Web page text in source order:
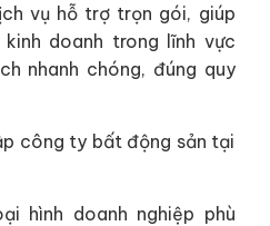
vụ hỗ trợ trọn gói, giúp
doanh trong lĩnh vực
nhanh chóng, đúng quy
công ty bất động sản tại
hình doanh nghiệp phù